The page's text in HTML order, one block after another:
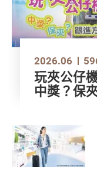
2026.06
玩夾公仔
中獎？保